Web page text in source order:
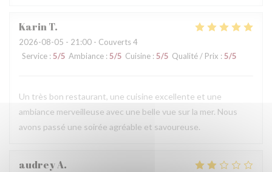
KarinT
2026-08-05 - 21:00 - Couverts 4
Service : 5/5 Ambiance : 5/5 Cuisine : 5/5 Qualité / Prix : 5/5
Un très bon restaurant, une cuisine excellente et une
ambiance merveilleuse avec une belle vue sur la mer. Nous
avons passé une soirée agréable et savoureuse.
audreyA